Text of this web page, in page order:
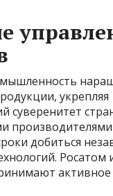
укрепляя
суверенитет
производителями
добиться
Росатом
активное